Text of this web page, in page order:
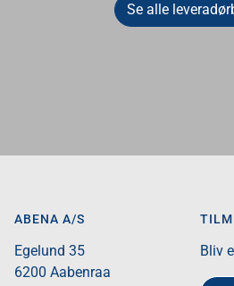
Se alle
ABENA A/S
Egelund 35​
6200 Aabenraa​
Bliv